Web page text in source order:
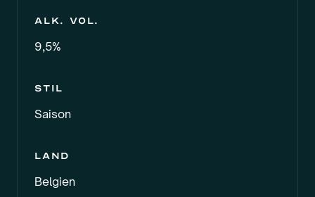
Alk. vol.
9,5%
Stil
Saison
Land
Belgien